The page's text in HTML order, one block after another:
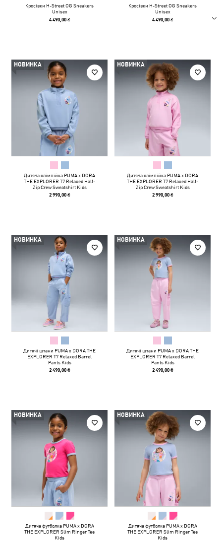
Кросівки H-Street OG Sneakers
Unisex
4 490,00 ₴
Кросівки H-Street OG Sneakers
Unisex
4 490,00 ₴
НОВИНКА
Дитяча олімпійка PUMA x DORA
THE EXPLORER T7 Relaxed Half-
Zip Crew Sweatshirt Kids
2 990,00 ₴
НОВИНКА
Дитяча олімпійка PUMA x DORA
THE EXPLORER T7 Relaxed Half-
Zip Crew Sweatshirt Kids
2 990,00 ₴
НОВИНКА
Дитячі штани PUMA x DORA THE
EXPLORER T7 Relaxed Barrel
Pants Kids
2 490,00 ₴
НОВИНКА
Дитячі штани PUMA x DORA THE
EXPLORER T7 Relaxed Barrel
Pants Kids
2 490,00 ₴
НОВИНКА
Дитяча футболка PUMA x DORA
THE EXPLORER Slim Ringer Tee
Kids
НОВИНКА
Дитяча футболка PUMA x DORA
THE EXPLORER Slim Ringer Tee
Kids